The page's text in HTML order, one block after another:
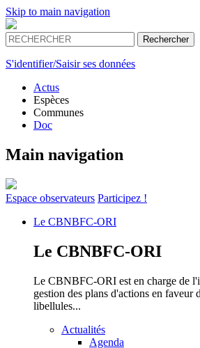
Skip to main navigation
S'identifier/Saisir ses données
Actus
Espèces
Communes
Doc
Main navigation
Espace observateurs Participez !
Le CBNBFC-ORI
Le CBNBFC-ORI
Le CBNBFC-ORI est en charge de
gestion des plans d'actions en faveur
libellules...
Actualités
Agenda